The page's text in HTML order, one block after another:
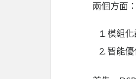
兩個方面：
模組
智能